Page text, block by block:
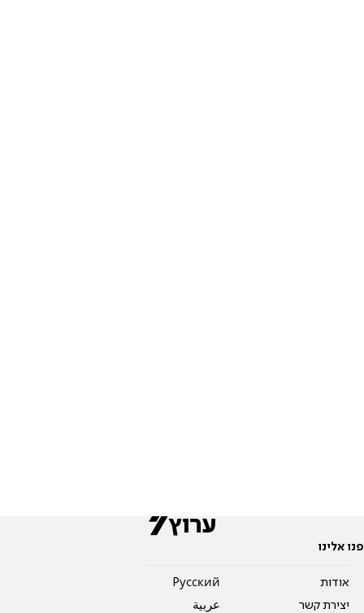
פנו אלינו
אודות
יצירת קשר
Pусский
عربية